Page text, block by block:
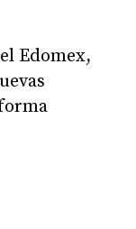
Edomex,